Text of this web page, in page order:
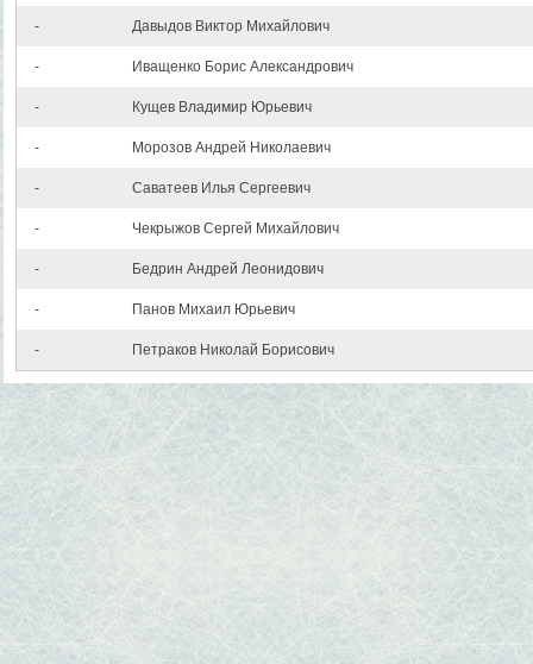
- Давыдов Виктор Михайлович
- Иващенко Борис Александрович
- Кущев Владимир Юрьевич
- Морозов Андрей Николаевич
- Саватеев Илья Сергеевич
- Чекрыжов Сергей Михайлович
- Бедрин Андрей Леонидович
- Панов Михаил Юрьевич
- Петраков Николай Борисович